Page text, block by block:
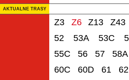
AKTUALNE TRASY
Z3 Z6 Z13 Z43
52
53A 53C
55C
56 57 58A
60C
60D 61 62